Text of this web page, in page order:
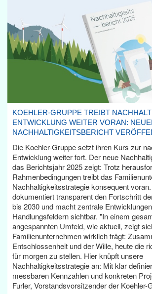
KOEHLER-GRUPPE TREIBT
ENTWICKLUNG WEITER VORAN:
NACHHALTIGKEITSBERICHT
Die Koehler-Gruppe setzt ihren Kurs zur
Entwicklung weiter fort. Der neue
das Berichtsjahr 2025 zeigt: Trotz
Rahmenbedingungen treibt das
Nachhaltigkeitsstrategie konsequent
dokumentiert transparent den Fortschritt
bis 2030 und macht zentrale
Handlungsfeldern sichtbar. "In einem
angespannten Umfeld, wie aktuell, zeigt
Familienunternehmen wirklich trägt:
Entschlossenheit und der Wille, heute die
für morgen zu stellen. Hier knüpft unsere
Nachhaltigkeitsstrategie an: Mit klar
messbaren Kennzahlen und konkreten
Furler, Vorstandsvorsitzender der Koehler-